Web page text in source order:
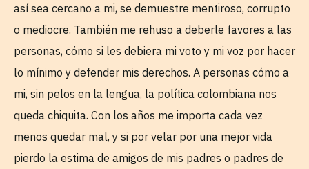
así sea cercano a mi, se demuestre mentiroso, corrupto
o mediocre. También me rehuso a deberle favores a las
personas, cómo si les debiera mi voto y mi voz por hacer
lo mínimo y defender mis derechos. A personas cómo a
mi, sin pelos en la lengua, la política colombiana nos
queda chiquita. Con los años me importa cada vez
menos quedar mal, y si por velar por una mejor vida
pierdo la estima de amigos de mis padres o padres de